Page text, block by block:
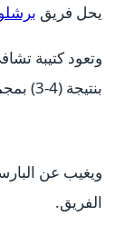
يحل فريق
وتعود كتيبة
بنتيجة (4-3) بمجموع مباراتي الإياب والذهاب.
ويغيب عن
الفريق.